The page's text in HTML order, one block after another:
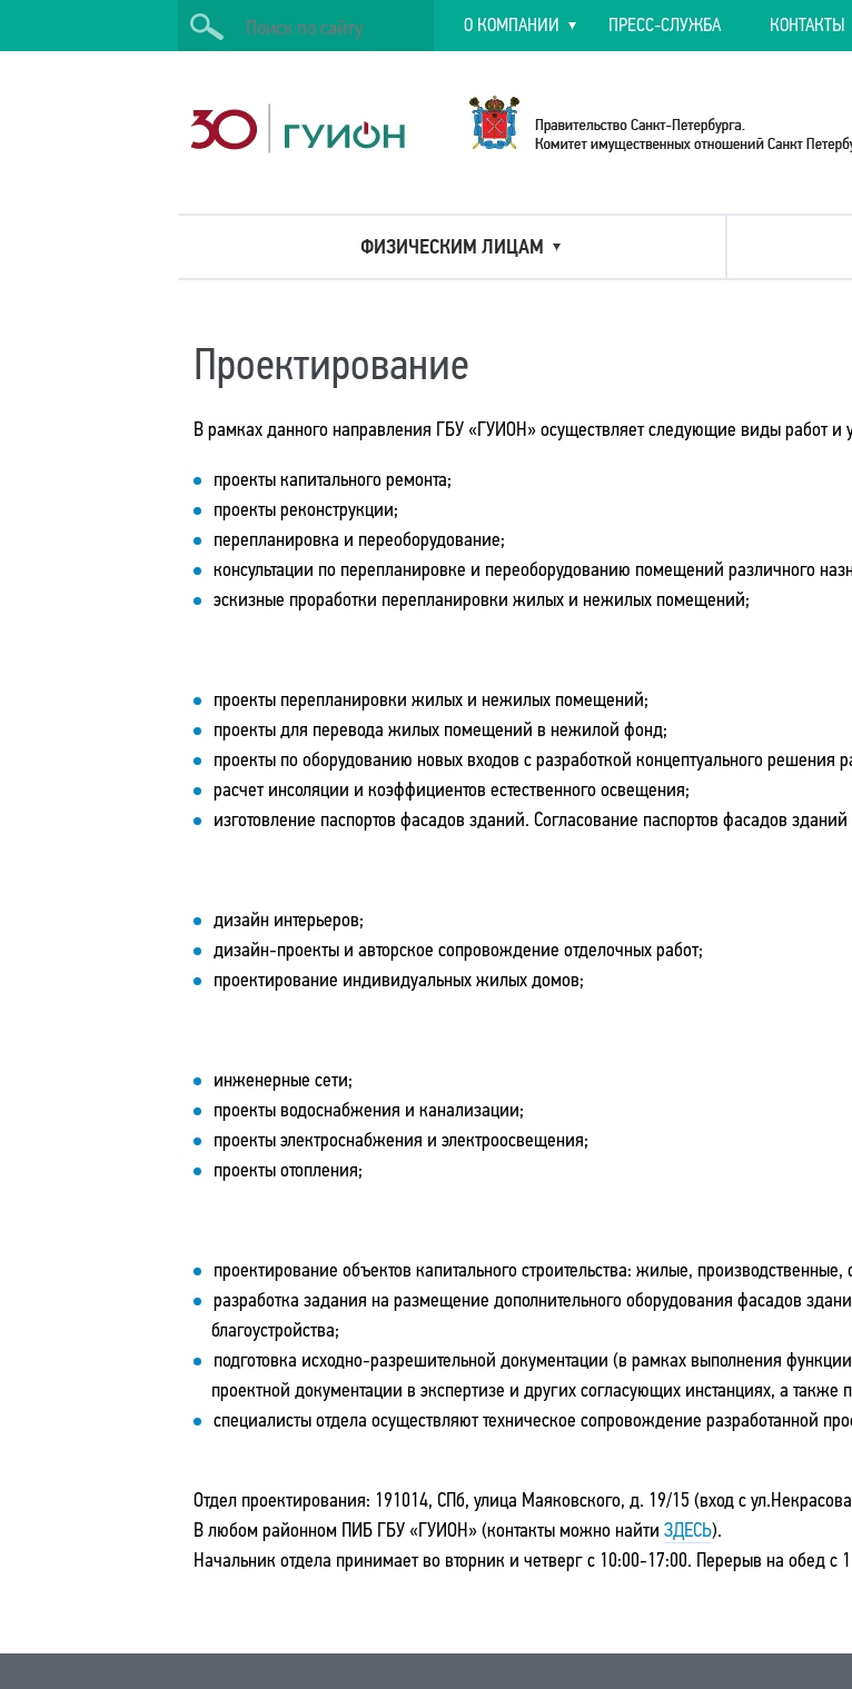
О КОМПАНИИ ПРЕСС-СЛУЖБА КОНТАКТЫ
Искать
ФИЗИЧЕСКИМ ЛИЦАМ
Проектирование
В рамках данного направления ГБУ «ГУИОН» осуществляет следующие виды работ и
проекты капитального ремонта;
проекты реконструкции;
перепланировка и переоборудование;
консультации по перепланировке и переоборудованию помещений различного
эскизные проработки перепланировки жилых и нежилых помещений;
проекты перепланировки жилых и нежилых помещений;
проекты для перевода жилых помещений в нежилой фонд;
проекты по оборудованию новых входов с разработкой концептуального решения
расчет инсоляции и коэффициентов естественного освещения;
изготовление паспортов фасадов зданий. Согласование паспортов фасадов
дизайн интерьеров;
дизайн-проекты и авторское сопровождение отделочных работ;
проектирование индивидуальных жилых домов;
инженерные сети;
проекты водоснабжения и канализации;
проекты электроснабжения и электроосвещения;
проекты отопления;
проектирование объектов капитального строительства: жилые,
разработка задания на размещение дополнительного оборудования фасадов
благоустройства;
подготовка исходно-разрешительной документации (в рамках выполнения
проектной документации в экспертизе и других согласующих инстанциях, а также
специалисты отдела осуществляют техническое сопровождение разработанной
Отдел проектирования: 191014, СПб, улица Маяковского, д. 19/15 (вход с
В любом районном ПИБ ГБУ «ГУИОН» (контакты можно найти ЗДЕСЬ).
Начальник отдела принимает во вторник и четверг с 10:00-17:00. Перерыв на обед с